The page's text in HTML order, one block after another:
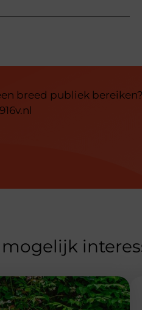
breed publiek